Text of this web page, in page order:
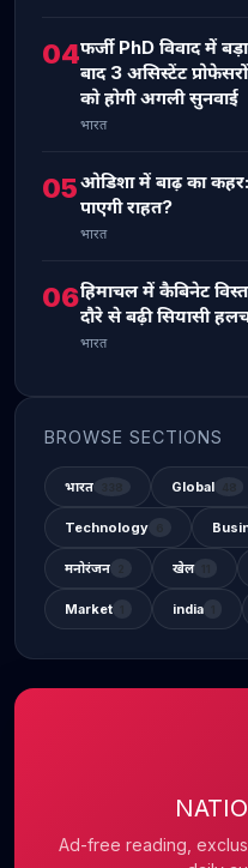
04फर्जी PhD विवाद में
बाद 3 असिस्टेंट
को होगी अगली सुनवाई
भारत
05ओडिशा में बाढ़ का
पाएगी राहत?
भारत
06हिमाचल में कैबिनेट
दौरे से बढ़ी सियासी
भारत
BROWSE SECTIONS
भारत Global
Technology
मनोरंजन खेल
Market india
Ad-free reading,